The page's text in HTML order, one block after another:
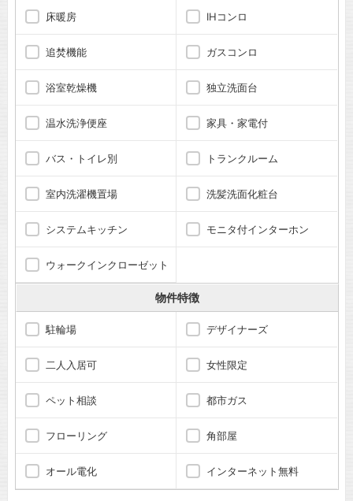
床暖房 IHコンロ
追焚機能 ガスコンロ
浴室乾燥機 独立洗面台
温水洗浄便座 家具・家電付
バス・トイレ別 トランクルーム
室内洗濯機置場 洗髪洗面化粧台
システムキッチン モニタ付インターホン
ウォークインクローゼット
物件特徴
駐輪場 デザイナーズ
二人入居可 女性限定
ペット相談 都市ガス
フローリング 角部屋
オール電化 インターネット無料